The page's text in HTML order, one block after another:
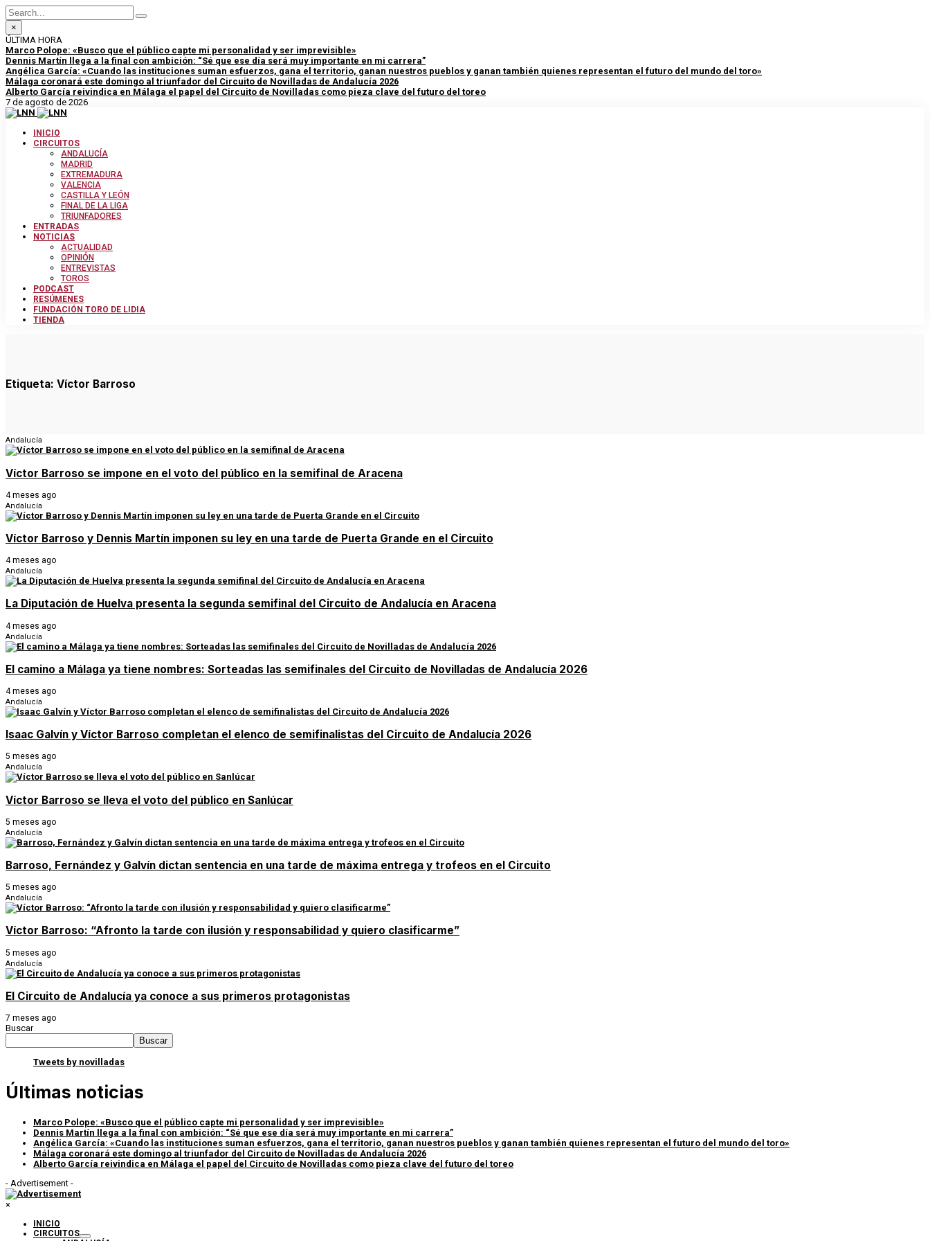
×
ÚLTIMA HORA
Marco Polope: «Busco que el público capte mi personalidad y ser imprevisible»
Dennis Martín llega a la final con ambición: “Sé que ese día será muy importante en mi carrera”
Angélica García: «Cuando las instituciones suman esfuerzos, gana el territorio, ganan nuestros pueblos y ganan también quienes representan el futuro del mundo del toro»
Málaga coronará este domingo al triunfador del Circuito de Novilladas de Andalucía 2026
Alberto García reivindica en Málaga el papel del Circuito de Novilladas como pieza clave del futuro del toreo
7 de agosto de 2026
INICIO
CIRCUITOS
ANDALUCÍA
MADRID
EXTREMADURA
VALENCIA
CASTILLA Y LEÓN
FINAL DE LA LIGA
TRIUNFADORES
ENTRADAS
NOTICIAS
ACTUALIDAD
OPINIÓN
ENTREVISTAS
TOROS
PODCAST
RESÚMENES
FUNDACIÓN TORO DE LIDIA
TIENDA
Etiqueta: Víctor Barroso
Andalucía
Víctor Barroso se impone en el voto del público en la semifinal de Aracena
4 meses ago
Andalucía
Víctor Barroso y Dennis Martín imponen su ley en una tarde de Puerta Grande en el Circuito
4 meses ago
Andalucía
La Diputación de Huelva presenta la segunda semifinal del Circuito de Andalucía en Aracena
4 meses ago
Andalucía
El camino a Málaga ya tiene nombres: Sorteadas las semifinales del Circuito de Novilladas de Andalucía 2026
4 meses ago
Andalucía
Isaac Galvín y Víctor Barroso completan el elenco de semifinalistas del Circuito de Andalucía 2026
5 meses ago
Andalucía
Víctor Barroso se lleva el voto del público en Sanlúcar
5 meses ago
Andalucía
Barroso, Fernández y Galvín dictan sentencia en una tarde de máxima entrega y trofeos en el Circuito
5 meses ago
Andalucía
Víctor Barroso: “Afronto la tarde con ilusión y responsabilidad y quiero clasificarme”
5 meses ago
Andalucía
El Circuito de Andalucía ya conoce a sus primeros protagonistas
7 meses ago
Buscar
Buscar
Tweets by novilladas
Últimas noticias
Marco Polope: «Busco que el público capte mi personalidad y ser imprevisible»
Dennis Martín llega a la final con ambición: “Sé que ese día será muy importante en mi carrera”
Angélica García: «Cuando las instituciones suman esfuerzos, gana el territorio, ganan nuestros pueblos y ganan también quienes representan el futuro del mundo del toro»
Málaga coronará este domingo al triunfador del Circuito de Novilladas de Andalucía 2026
Alberto García reivindica en Málaga el papel del Circuito de Novilladas como pieza clave del futuro del toreo
- Advertisement -
×
INICIO
CIRCUITOS